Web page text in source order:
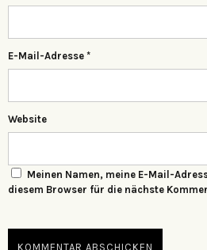
E-Mail-Adresse *
Website
Meinen Namen, meine E-Mail-
diesem Browser für die nächste